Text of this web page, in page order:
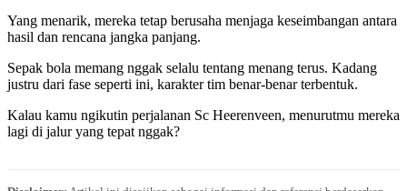
Yang menarik, mereka tetap berusaha menjaga keseimbangan antara
hasil dan rencana jangka panjang.
Sepak bola memang nggak selalu tentang menang terus. Kadang
justru dari fase seperti ini, karakter tim benar-benar terbentuk.
Kalau kamu ngikutin perjalanan Sc Heerenveen, menurutmu mereka
lagi di jalur yang tepat nggak?